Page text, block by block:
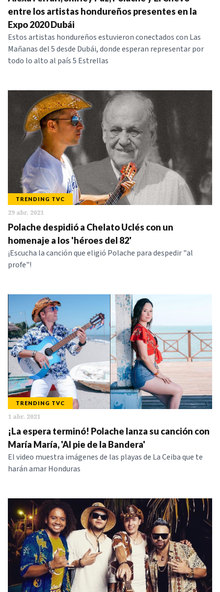
NOTICIAS
SERIES
entre los artistas hondureños presentes en la
Expo 2020 Dubái
Estos artistas hondureños estuvieron conectados con Las
Mañanas del 5 desde Dubái, donde esperan representar por
todo lo alto al país 5 Estrellas
TRENDING TVC
29 abr. 2021
Polache despidió a Chelato Uclés con un
homenaje a los 'héroes del 82'
¡Escucha la canción que eligió Polache para despedir "al
profe"!
TRENDING TVC
1 abr. 2021
¡La espera terminó! Polache lanza su canción con
María María, 'Al pie de la Bandera'
El video muestra imágenes de las playas de La Ceiba que te
harán amar Honduras